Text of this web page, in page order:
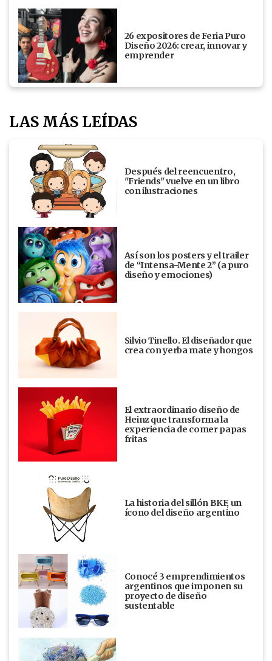
26 expositores de Feria Puro
Diseño 2026: crear, innovar y
emprender
LAS MÁS LEÍDAS
Después del reencuentro,
"Friends" vuelve en un libro
con ilustraciones
Así son los posters y el trailer
de “Intensa-Mente 2” (a puro
diseño y emociones)
Silvio Tinello. El diseñador que
crea con yerba mate y hongos
El extraordinario diseño de
Heinz que transforma la
experiencia de comer papas
fritas
La historia del sillón BKF, un
ícono del diseño argentino
Conocé 3 emprendimientos
argentinos que imponen su
proyecto de diseño
sustentable